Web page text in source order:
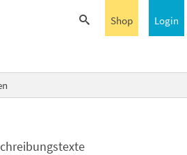
Login
Shop